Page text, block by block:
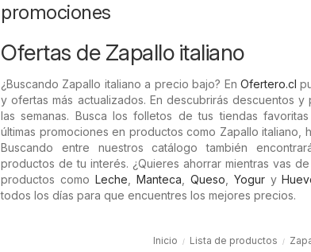
promociones
Ofertas de Zapallo italiano
¿Buscando Zapallo italiano a precio bajo? En Ofertero.cl
y ofertas más actualizados. En descubrirás descuentos
las semanas. Busca los folletos de tus tiendas
últimas promociones en productos como Zapallo italiano,
Buscando entre nuestros catálogo también
productos de tu interés. ¿Quieres ahorrar mientras vas
productos como Leche Manteca Queso Yogury
todos los días para que encuentres los mejores precios.
Inicio Lista de productos